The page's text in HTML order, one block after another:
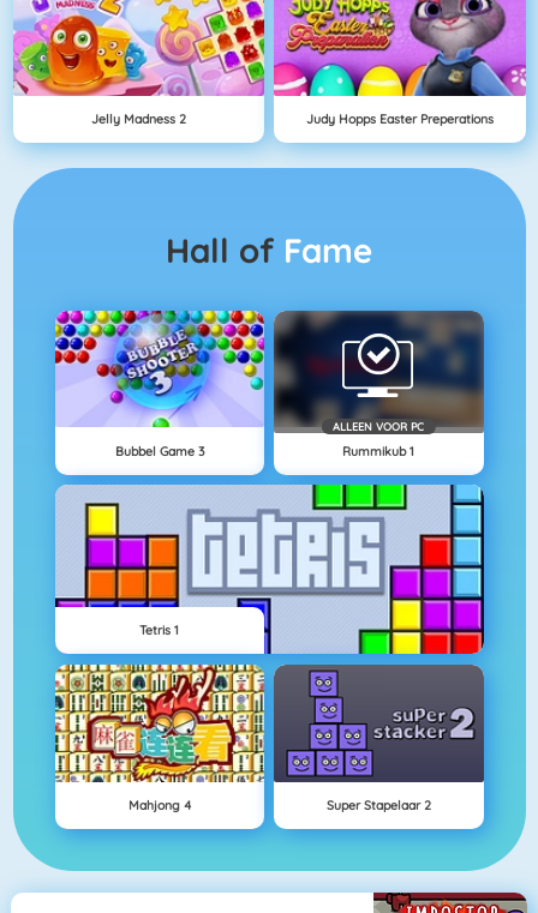
Jelly Madness 2 Judy Hopps Easter Preperations
Hall of Fame
Bubbel Game 3
ALLEEN VOOR PC
Rummikub 1
Tetris 1
Mahjong 4 Super Stapelaar 2